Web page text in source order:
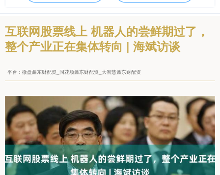
互联网股票线上 机器人的尝鲜期过了，
整个产业正在集体转向 | 海斌访谈
平台：微盘鑫东财配资_同花顺鑫东财配资_大智慧鑫东财配资